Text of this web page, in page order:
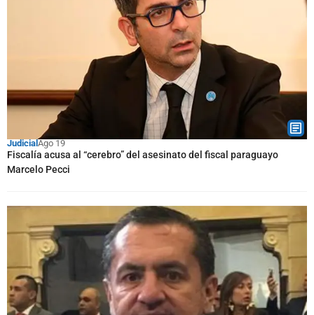
JudicialAgo 19
Fiscalía acusa al “cerebro” del asesinato del fiscal paraguayo
Marcelo Pecci